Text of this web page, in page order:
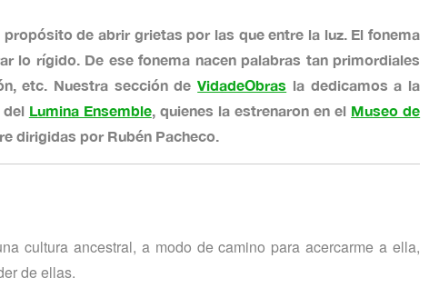
de abrir grietas por las que entre la luz. El fonema
lo rígido. De ese fonema nacen palabras tan primordiales
etc. Nuestra sección deVidadeObras la dedicamos a la
del Lumina Ensemble, quienes la estrenaron en el Museo de
dirigidas por Rubén Pacheco.
cultura ancestral, a modo de camino para acercarme a ella,
de ellas.